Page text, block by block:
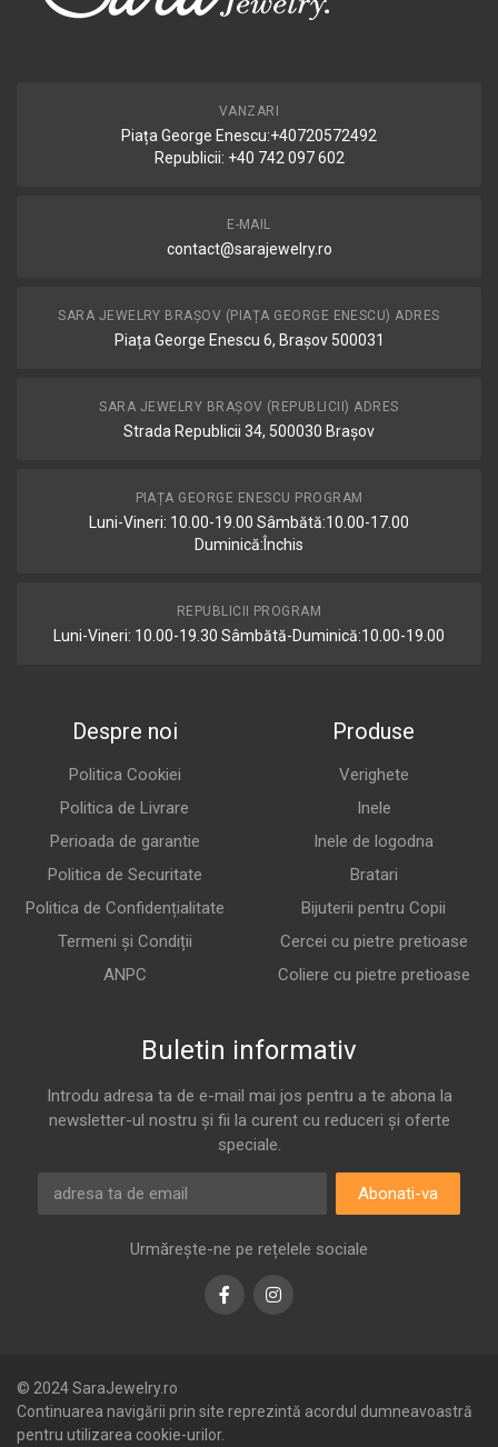
VANZARI
Piața George Enescu:+40720572492
Republicii: +40 742 097 602
E-MAIL
contact@sarajewelry.ro
SARA JEWELRY BRAȘOV (PIAȚA GEORGE ENESCU) ADRES
Piața George Enescu 6, Brașov 500031
SARA JEWELRY BRAȘOV (REPUBLICII) ADRES
Strada Republicii 34, 500030 Brașov
PIAȚA GEORGE ENESCU PROGRAM
Luni-Vineri: 10.00-19.00 Sâmbătă:10.00-17.00
Duminică:Închis
REPUBLICII PROGRAM
Luni-Vineri: 10.00-19.30 Sâmbătă-Duminică:10.00-19.00
Despre noi
Politica Cookiei
Politica de Livrare
Perioada de garantie
Politica de Securitate
Politica de Confidențialitate
Termeni și Condiții
ANPC
Produse
Verighete
Inele
Inele de logodna
Bratari
Bijuterii pentru Copii
Cercei cu pietre pretioase
Coliere cu pietre pretioase
Buletin informativ
Introdu adresa ta de e-mail mai jos pentru a te abona la
newsletter-ul nostru și fii la curent cu reduceri și oferte
speciale.
Abonati-va
Urmărește-ne pe rețelele sociale
FacebookInstagram
© 2024 SaraJewelry.ro
Continuarea navigării prin site reprezintă acordul dumneavoastră
pentru utilizarea cookie-urilor.